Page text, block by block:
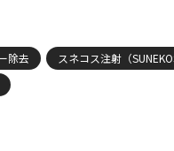
除去
スネコス注射（